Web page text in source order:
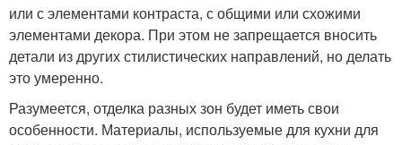
или с элементами контраста, с общими или схожими
элементами декора. При этом не запрещается вносить
детали из других стилистических направлений, но делать
это умеренно.
Разумеется, отделка разных зон будет иметь свои
особенности. Материалы, используемые для кухни для